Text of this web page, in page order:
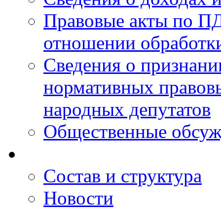
Правовые акты по
отношении
Сведения о
нормативных
народных депутатов
Общественные
Состав и структура
Новости